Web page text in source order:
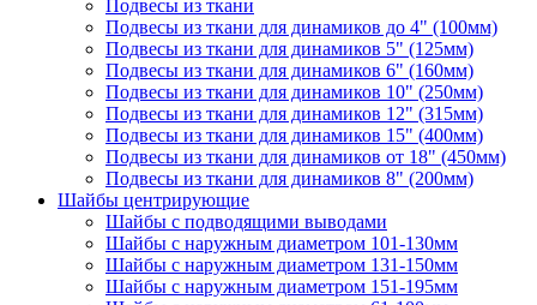
Подвесы из ткани
Подвесы из ткани для динамиков до 4" (100мм)
Подвесы из ткани для динамиков 5" (125мм)
Подвесы из ткани для динамиков 6" (160мм)
Подвесы из ткани для динамиков 10" (250мм)
Подвесы из ткани для динамиков 12" (315мм)
Подвесы из ткани для динамиков 15" (400мм)
Подвесы из ткани для динамиков от 18" (450мм)
Подвесы из ткани для динамиков 8" (200мм)
Шайбы центрирующие
Шайбы с подводящими выводами
Шайбы с наружным диаметром 101-130мм
Шайбы с наружным диаметром 131-150мм
Шайбы с наружным диаметром 151-195мм